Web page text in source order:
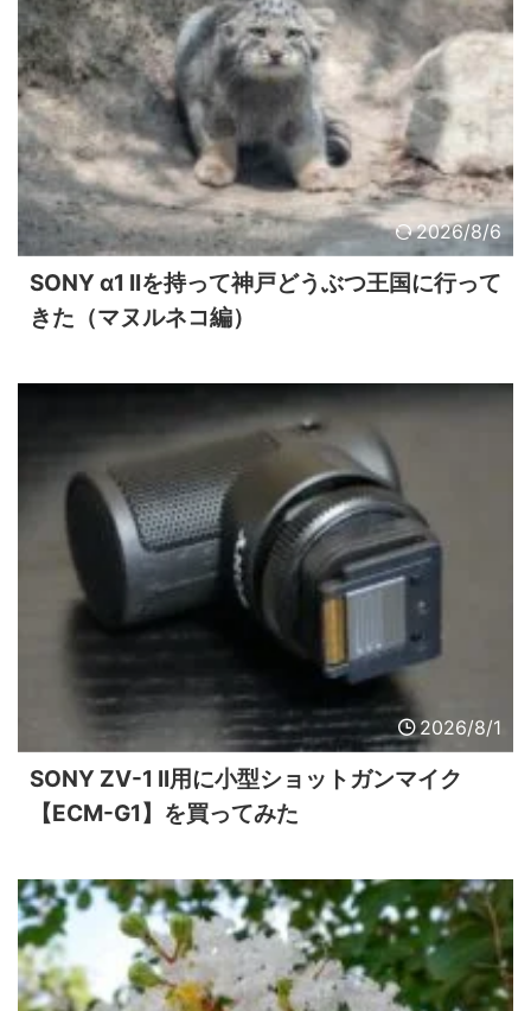
2026/8/6
SONY α1 IIを持って神戸どうぶつ王国に行って
きた（マヌルネコ編）
2026/8/1
SONY ZV-1 II用に小型ショットガンマイク
【ECM-G1】を買ってみた